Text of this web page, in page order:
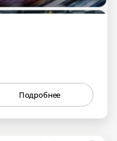
Подробнее